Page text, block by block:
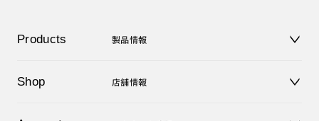
Products 製品情報
サングラス
コンタクトレンズ
Shop 店舗情報